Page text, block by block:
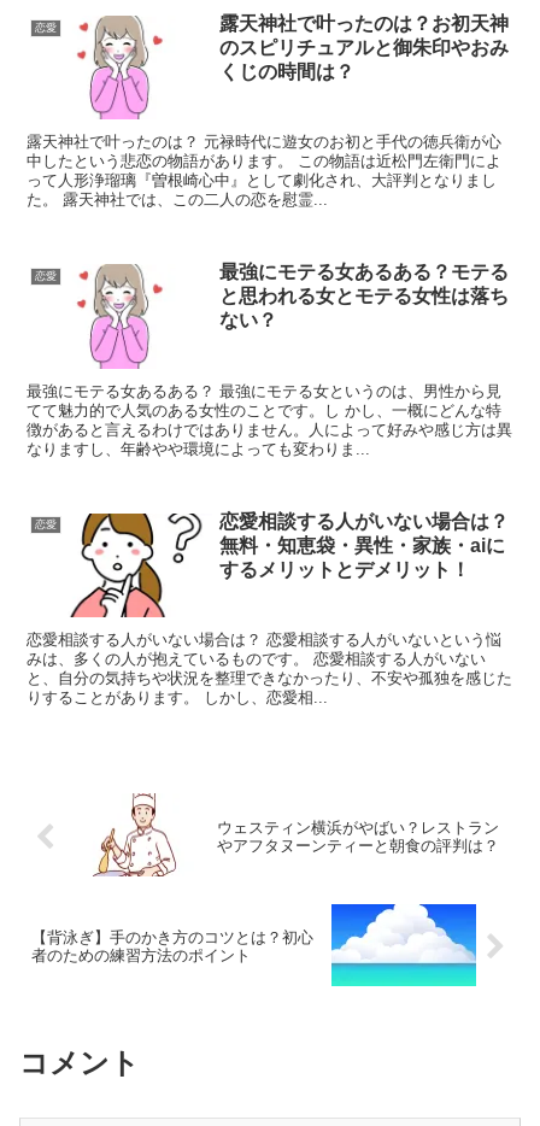
恋愛
露天神社で叶ったのは？お初天神
のスピリチュアルと御朱印やおみ
くじの時間は？
露天神社で叶ったのは？ 元禄時代に遊女のお初と手代の徳兵衛が心
中したという悲恋の物語があります。 この物語は近松門左衛門によ
って人形浄瑠璃『曽根崎心中』として劇化され、大評判となりまし
た。 露天神社では、この二人の恋を慰霊...
恋愛
最強にモテる女あるある？モテる
と思われる女とモテる女性は落ち
ない？
最強にモテる女あるある？ 最強にモテる女というのは、男性から見
てて魅力的で人気のある女性のことです。し かし、一概にどんな特
徴があると言えるわけではありません。人によって好みや感じ方は異
なりますし、年齢やや環境によっても変わりま...
恋愛
恋愛相談する人がいない場合は？
無料・知恵袋・異性・家族・aiに
するメリットとデメリット！
恋愛相談する人がいない場合は？ 恋愛相談する人がいないという悩
みは、多くの人が抱えているものです。 恋愛相談する人がいない
と、自分の気持ちや状況を整理できなかったり、不安や孤独を感じた
りすることがあります。 しかし、恋愛相...
ウェスティン横浜がやばい？レストラン
やアフタヌーンティーと朝食の評判は？
【背泳ぎ】手のかき方のコツとは？初心
者のための練習方法のポイント
コメント